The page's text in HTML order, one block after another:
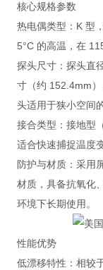
核心规格参数
热电偶类型 ：K 型
5°C 的高温，在
探头尺寸：探头直
寸（约 152.4mm
头适用于狭小空间
接合类型 ：接地型
适合快速捕捉温度
防护与材质：采用
材质，具备抗氧化
环境下长期使用。
性能优势
低漂移特性 ：相较